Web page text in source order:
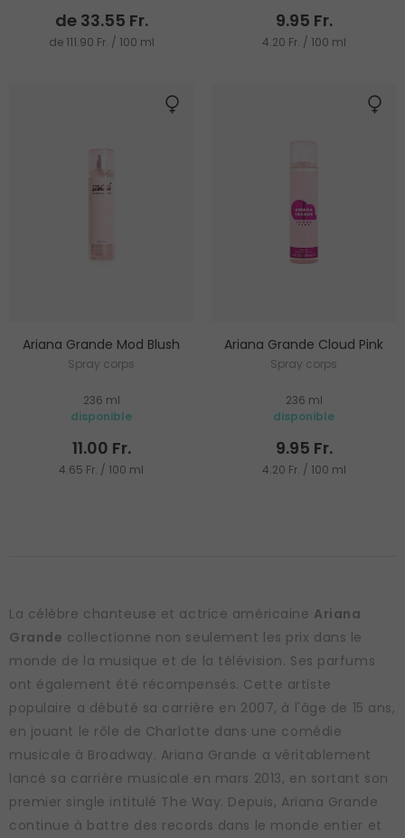
de 33.55 Fr.
de 111.90 Fr. / 100 ml
9.95 Fr.
4.20 Fr. / 100 ml
Ariana Grande Mod Blush
Spray corps
236 ml
disponible
11.00 Fr.
4.65 Fr. / 100 ml
Ariana Grande Cloud Pink
Spray corps
236 ml
disponible
9.95 Fr.
4.20 Fr. / 100 ml
La célèbre chanteuse et actrice américaine Ariana
Grande collectionne non seulement les prix dans le
monde de la musique et de la télévision. Ses parfums
ont également été récompensés. Cette artiste
populaire a débuté sa carrière en 2007, à l'âge de 15 ans,
en jouant le rôle de Charlotte dans une comédie
musicale à Broadway. Ariana Grande a véritablement
lancé sa carrière musicale en mars 2013, en sortant son
premier single intitulé The Way. Depuis, Ariana Grande
continue à battre des records dans le monde entier et